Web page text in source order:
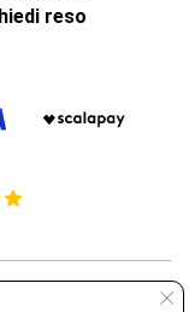
reso